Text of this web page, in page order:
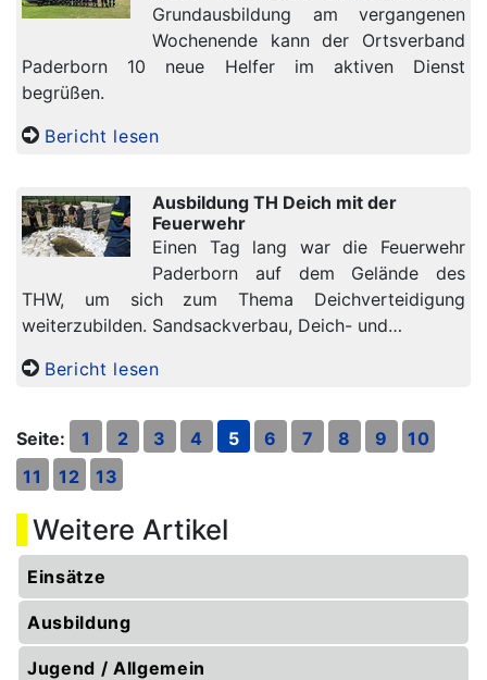
Grundausbildung am vergangenen
Wochenende kann der Ortsverband
Paderborn 10 neue Helfer im aktiven Dienst
begrüßen.
Bericht lesen
Ausbildung TH Deich mit der
Feuerwehr
Einen Tag lang war die Feuerwehr
Paderborn auf dem Gelände des
THW, um sich zum Thema Deichverteidigung
weiterzubilden. Sandsackverbau, Deich- und…
Bericht lesen
Seite: 1 2 3 4 5 6 7 8 9
10
11
12 13
Weitere Artikel
Einsätze
Ausbildung
Jugend / Allgemein